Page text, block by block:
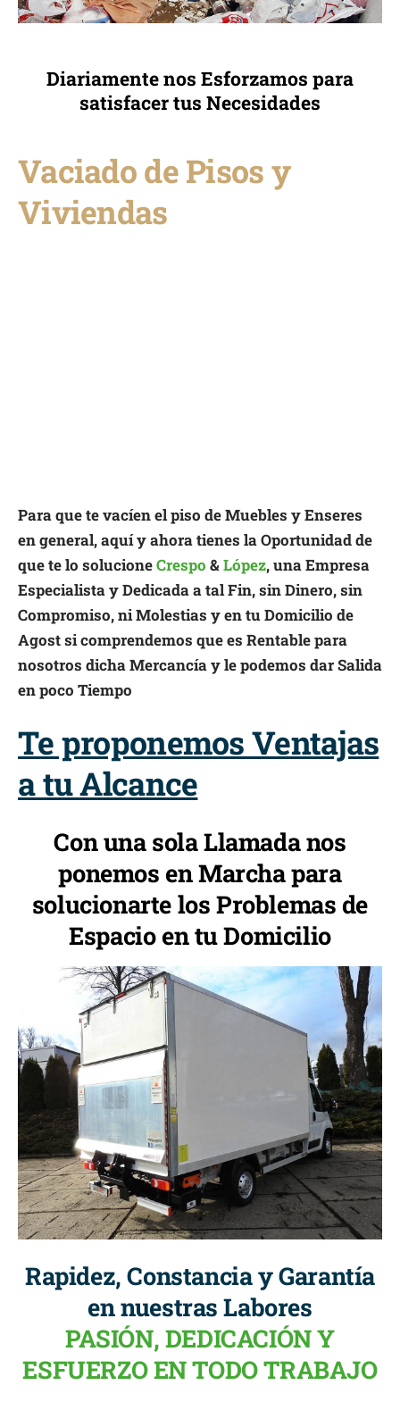
Diariamente nos Esforzamos para
satisfacer tus Necesidades
Vaciado de Pisos y
Viviendas
Para que te vacíen el piso de Muebles y Enseres
en general, aquí y ahora tienes la Oportunidad de
que te lo solucioneCrespo &López, una Empresa
Especialista y Dedicada a tal Fin, sin Dinero, sin
Compromiso, ni Molestias y en tu Domicilio de
Agost si comprendemos que es Rentable para
nosotros dicha Mercancía y le podemos dar Salida
en poco Tiempo
Te proponemos Ventajas
a tu Alcance
Con una sola Llamada nos
ponemos en Marcha para
solucionarte los Problemas de
Espacio en tu Domicilio
Rapidez, Constancia y Garantía
en nuestras Labores
PASIÓN, DEDICACIÓN Y
ESFUERZO EN TODO TRABAJO